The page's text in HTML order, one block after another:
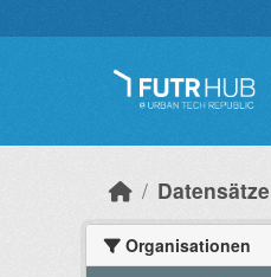
Datensätze
Organisationen